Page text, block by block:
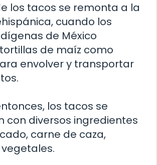
los tacos se remonta a la
cuando los
de México
de maíz como
envolver y transportar
los tacos se
con diversos ingredientes
carne de caza,